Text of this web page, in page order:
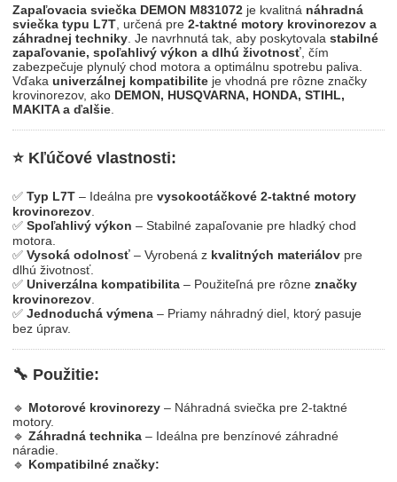
Zapaľovacia sviečka DEMON M831072 je kvalitná náhradná
sviečka typu L7T , určená pre 2-taktné motory krovinorezov a
záhradnej techniky . Je navrhnutá tak, aby poskytovala stabilné
zapaľovanie, spoľahlivý výkon a dlhú životnosť , čím
zabezpečuje plynulý chod motora a optimálnu spotrebu paliva.
Vďaka univerzálnej kompatibilite je vhodná pre rôzne značky
krovinorezov, ako DEMON, HUSQVARNA, HONDA, STIHL,
MAKITA a ďalšie
⭐ Kľúčové vlastnosti:
✅ Typ L7T – Ideálna pre vysokootáčkové 2-taktné motory
krovinorezov
✅ Spoľahlivý výkon – Stabilné zapaľovanie pre hladký chod
motora.
✅ Vysoká odolnosť – Vyrobená z kvalitných materiálov pre
dlhú životnosť.
✅ Univerzálna kompatibilita – Použiteľná pre rôzne značky
krovinorezov
✅ Jednoduchá výmena – Priamy náhradný diel, ktorý pasuje
bez úprav.
🔧 Použitie:
🔹 Motorové krovinorezy – Náhradná sviečka pre 2-taktné
motory.
🔹 Záhradná technika – Ideálna pre benzínové záhradné
náradie.
🔹 Kompatibilné značky: